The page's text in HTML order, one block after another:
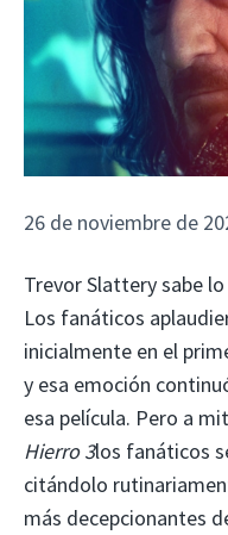
26 de noviembre de
Trevor Slattery sabe
Los fanáticos
inicialmente en el
y esa emoción
esa película. Pero a
Hierro 3los fanáticos
citándolo
más decepcionantes